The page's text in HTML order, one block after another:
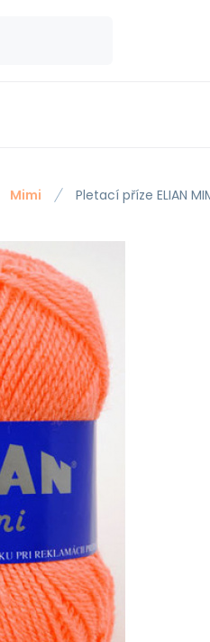
Mimi Pletací příze ELIAN